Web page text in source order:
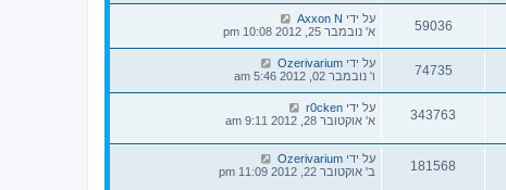
59036 על ידי Axxon N
א' נובמבר 25, 2012 10:08 pm
74735 על ידי Ozerivarium
ו' נובמבר 02, 2012 5:46 am
343763 על ידי r0cken
א' אוקטובר 28, 2012 9:11 am
181568 על ידי Ozerivarium
ב' אוקטובר 22, 2012 11:09 pm